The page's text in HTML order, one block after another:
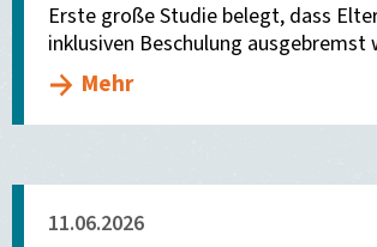
Erste große Studie belegt, dass
inklusiven Beschulung ausgebremst
Mehr
11.06.2026